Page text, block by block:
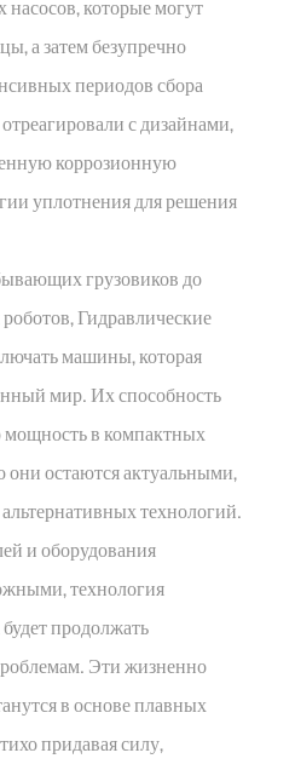
насосов, которые могут
а затем безупречно
периодов сбора
с дизайнами,
коррозионную
уплотнения для решения
грузовиков до
Гидравлические
машины, которая
мир. Их способность
мощность в компактных
они остаются актуальными,
технологий.
и оборудования
технология
продолжать
Эти жизненно
в основе плавных
придавая силу,